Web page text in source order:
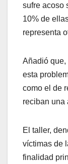
sufre acoso
10% de
representa
Añadió que,
esta
como el de
reciban una
El taller,
víctimas de
finalidad